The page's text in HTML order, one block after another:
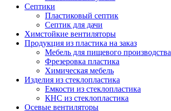
Септики
Пластиковый септик
Септик для дачи
Химстойкие вентиляторы
Продукция из пластика на заказ
Мебель для пищевого производства
Фрезеровка пластика
Химическая мебель
Изделия из стеклопластика
Емкости из стеклопластика
КНС из стеклопластика
Осевые вентиляторы